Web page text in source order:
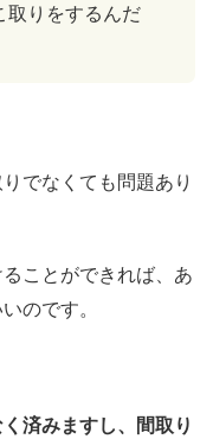
取りをするんだ
でなくても問題あり
ことができれば、あ
のです。
済みますし、間取り